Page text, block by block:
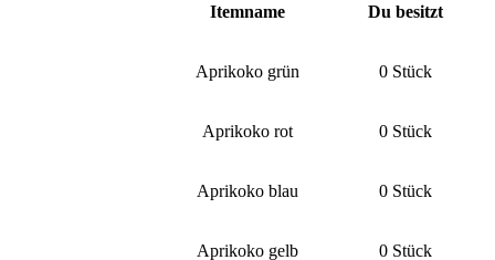
Itemname Du besitzt
Aprikoko grün 0 Stück
Aprikoko rot 0 Stück
Aprikoko blau 0 Stück
Aprikoko gelb 0 Stück